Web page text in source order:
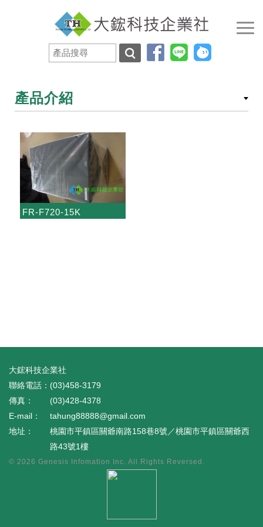
產品介紹
FR-F720-15K
大鋐科技企業社
(03)458-3179
(03)428-4378
tahung88888@gmail.com
桃園市平鎮區關爺南路158巷8號／桃園市平鎮區關爺西
路43號1樓
© 2026 Genesis Infomation Inc. All Rights Reversed.